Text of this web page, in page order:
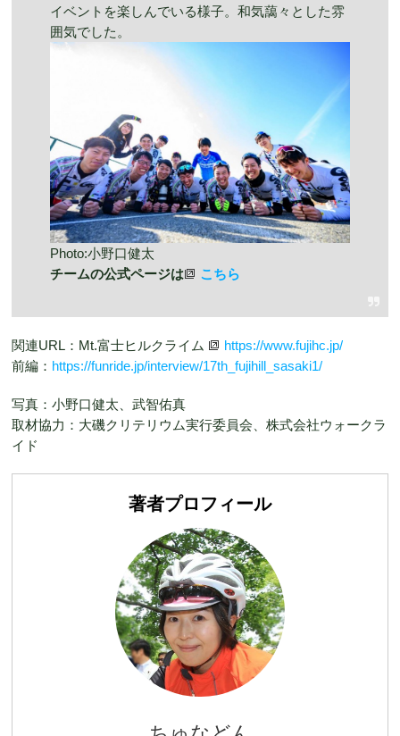
イベントを楽しんでいる様子。和気藹々とした雰
囲気でした。
Photo:小野口健太
チームの公式ページは
こちら
関連URL：Mt.富士ヒルクライム
https://www.fujihc.jp/
前編： https://funride.jp/interview/17th_fujihill_sasaki1/
写真：小野口健太、武智佑真
取材協力：大磯クリテリウム実行委員会、株式会社ウォークラ
イド
著者プロフィール